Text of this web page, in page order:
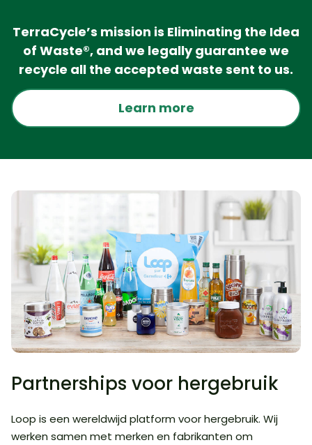
TerraCycle’s mission is Eliminating the Idea
of Waste®, and we legally guarantee we
recycle all the accepted waste sent to us.
Learn more
Partnerships voor hergebruik
Loop is een wereldwijd platform voor hergebruik. Wij
werken samen met merken en fabrikanten om